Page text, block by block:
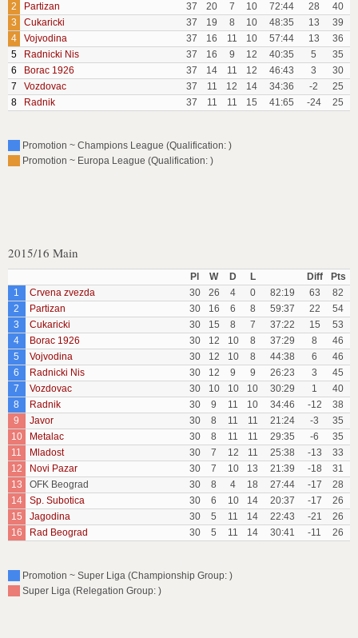
2
Partizan 37 20 7 10 72:44 28
40
3
Cukaricki 37 19 8 10 48:35 13
39
4
Vojvodina 37 16 11 10 57:44 13
36
5
Radnicki Nis 37 16 9 12 40:35 5
35
6
Borac 1926 37 14 11 12 46:43 3
30
7
Vozdovac 37 11 12 14 34:36 -2
25
8
Radnik 37 11 11 15 41:65 -24 25
Promotion ~ Champions League (Qualification: )
Promotion ~ Europa League (Qualification: )
2015/16 Main
Pl W D L Diff
Pts
1
Crvena zvezda 30 26 4 0 82:19 63
82
2
Partizan 30 16 6 8 59:37 22
54
3
Cukaricki 30 15 8 7 37:22 15
53
4
Borac 1926 30 12 10 8 37:29 8
46
5
Vojvodina 30 12 10 8 44:38 6
46
6
Radnicki Nis 30 12 9 9 26:23 3
45
7
Vozdovac 30 10 10 10 30:29 1
40
8
Radnik 30 9 11 10 34:46 -12
38
9
Javor 30 8 11 11 21:24 -3
35
10
Metalac 30 8 11 11 29:35 -6
35
11
Mladost 30 7 12 11 25:38 -13
33
12
Novi Pazar 30 7 10 13 21:39 -18
31
13
OFK Beograd 30 8 4 18 27:44 -17
28
14
Sp. Subotica 30 6 10 14 20:37 -17
26
15
Jagodina 30 5 11 14 22:43 -21
26
16
Rad Beograd 30 5 11 14 30:41 -11 26
Promotion ~ Super Liga (Championship Group: )
Super Liga (Relegation Group: )